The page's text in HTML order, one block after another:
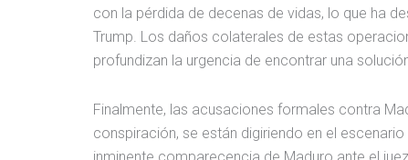
con la pérdida de decenas de vidas, lo que ha
Trump. Los daños colaterales de estas
profundizan la urgencia de encontrar una
Finalmente, las acusaciones formales contra
conspiración, se están digiriendo en el